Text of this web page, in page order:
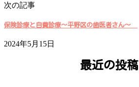
次の記事
保険診療と自費診療～平野区の歯医者さん～
2024年5月15日
最近の投稿